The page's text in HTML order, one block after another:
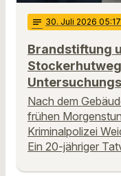
notes 30. Juli 2026 05:17
Brandstiftung
Nach dem
frühen
Kriminalpolizei
Ein 20-jähriger